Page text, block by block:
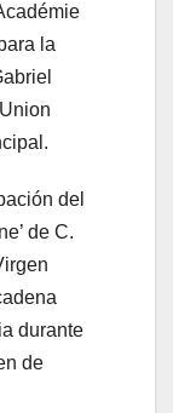
la
del
de C.
durante
de